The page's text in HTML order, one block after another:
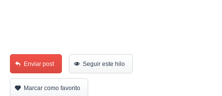
Enviar post Seguir este hilo
Marcar como favorito